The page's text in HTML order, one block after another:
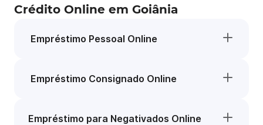
Crédito Online em Goiânia
Empréstimo Pessoal Online
Empréstimo Consignado Online
Empréstimo para Negativados Online